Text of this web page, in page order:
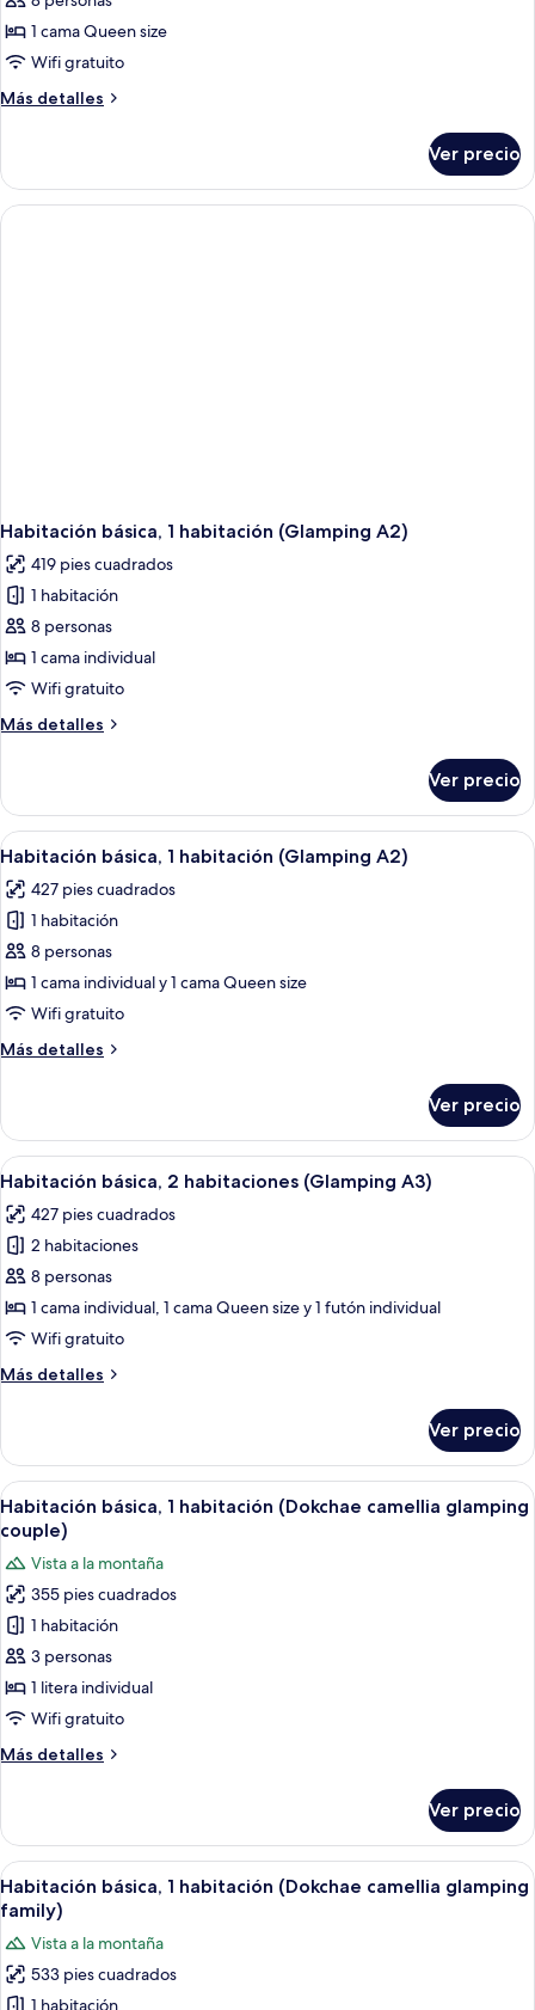
Habitación
básica,
habitación
1 cama Queen size
Wifi gratuito
Más detalles
Más
básica,
habitación
Ver precio
Habitación básica, 1 habitación (Glamping A2)
419 pies cuadrados
1 habitación
8 personas
1 cama individual
Wifi gratuito
Más detalles
Más
básica,
habitación
A2)
Ver precio
Abrir
todas
las
fotos
de
Habitación
básica,
habitación
Una vivienda singular con techo
8
Habitación básica, 1 habitación (Glamping A2)
427 pies cuadrados
1 habitación
8 personas
1 cama individual y 1 cama Queen size
Wifi gratuito
Más detalles
Más
básica,
habitación
A2)
Ver precio
Abrir
todas
las
fotos
de
Habitación
básica,
habitaciones
Una habitación pequeña y
14
Habitación básica, 2 habitaciones (Glamping A3)
427 pies cuadrados
2 habitaciones
8 personas
1 cama individual, 1 cama Queen size y 1 futón individual
Wifi gratuito
Más detalles
Más
básica,
habitaciones
(Glamping
Ver precio
Abrir
todas
fotos
de
Habitación
básica,
1
habitación
camellia
Una cabaña de madera con un
21
Habitación básica, 1 habitación (Dokchae camellia glamping
couple)
Vista a la montaña
355 pies cuadrados
1 habitación
3 personas
1 litera individual
Wifi gratuito
Más detalles
Más
básica,
habitación
(Dokchae
camellia
glamping
couple)
Ver precio
Abrir
todas
fotos
de
Una cabaña de madera con cocina,
16
Habitación básica, 1 habitación (Dokchae camellia glamping
family)
Vista a la montaña
533 pies cuadrados
1 habitación